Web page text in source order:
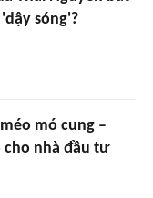
sóng'?
mó cung –
cho nhà đầu tư